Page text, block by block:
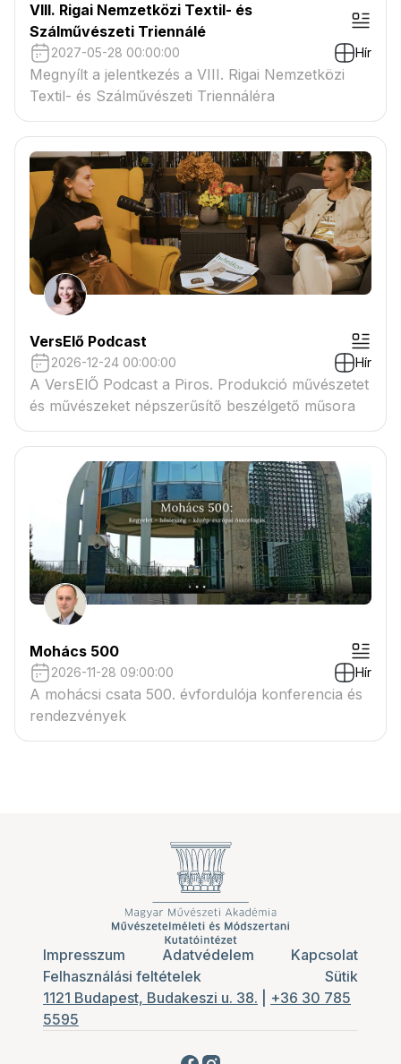
VIII. Rigai Nemzetközi Textil- és
Szálművészeti Triennálé
2027-05-28 00:00:00 Hír
Megnyílt a jelentkezés a VIII. Rigai Nemzetközi
Textil- és Szálművészeti Triennáléra
VersElő Podcast
2026-12-24 00:00:00 Hír
A VersElŐ Podcast a Piros. Produkció művészetet
és művészeket népszerűsítő beszélgető műsora
Mohács 500
2026-11-28 09:00:00 Hír
A mohácsi csata 500. évfordulója konferencia és
rendezvények
Impresszum Adatvédelem
Kapcsolat
Felhasználási feltételek
Sütik
1121 Budapest, Budakeszi u. 38.
+36 30 785
5595